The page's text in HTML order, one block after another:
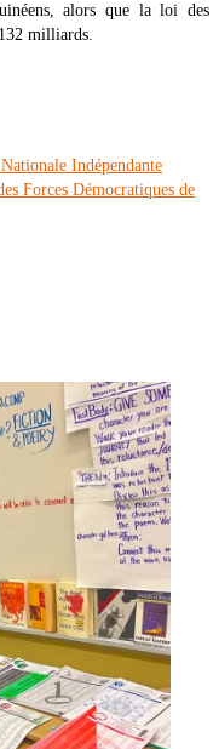
alors que la loi des
milliards.
Indépendante
Forces Démocratiques de